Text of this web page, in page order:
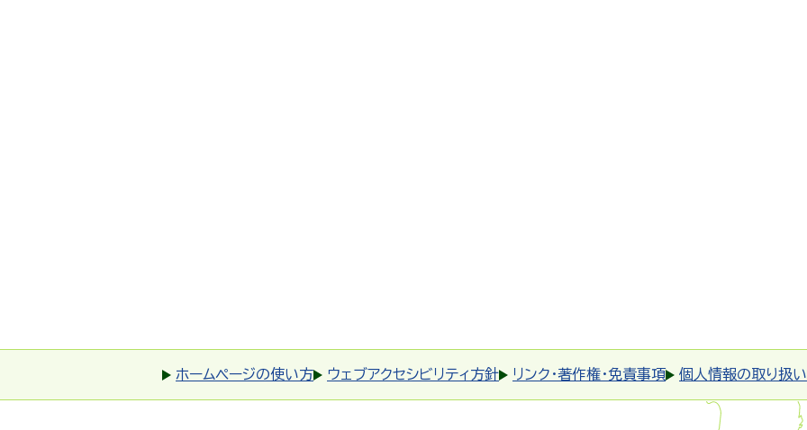
ホームページの使い方 ウェブアクセシビリティ方針 リンク・著作権・免責事項 個人情報の取り扱い